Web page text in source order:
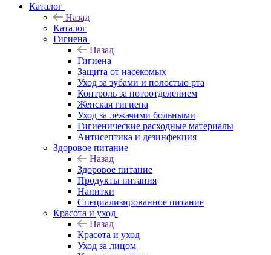
Каталог
Назад
Каталог
Гигиена
Назад
Гигиена
Защита от насекомых
Уход за зубами и полостью рта
Контроль за потоотделением
Женская гигиена
Уход за лежачими больными
Гигиенические расходные материалы
Антисептика и дезинфекция
Здоровое питание
Назад
Здоровое питание
Продукты питания
Напитки
Специализированное питание
Красота и уход
Назад
Красота и уход
Уход за лицом